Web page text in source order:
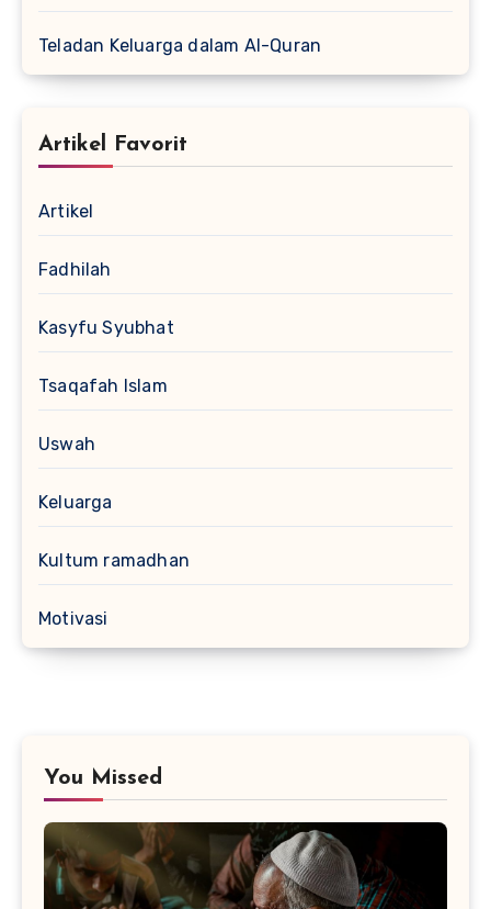
Teladan Keluarga dalam Al-Quran
Artikel Favorit
Artikel
Fadhilah
Kasyfu Syubhat
Tsaqafah Islam
Uswah
Keluarga
Kultum ramadhan
Motivasi
You Missed